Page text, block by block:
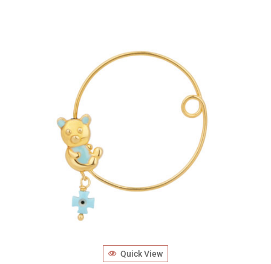
Quick View